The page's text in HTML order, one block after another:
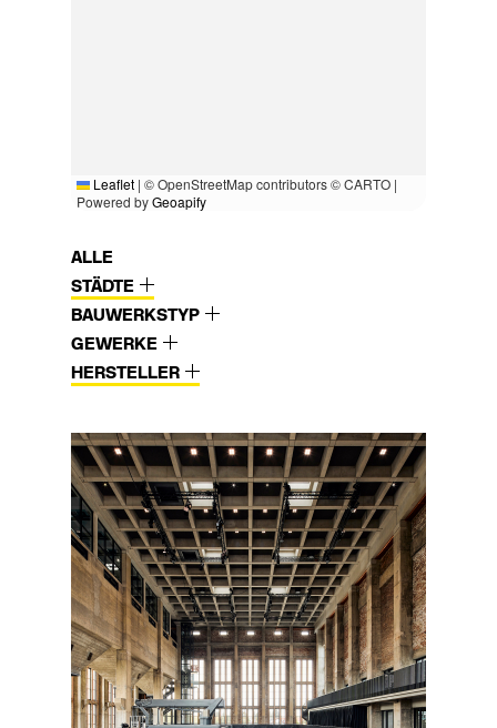
Leaflet | © OpenStreetMap contributors © CARTO |
Powered byGeoapify
ALLE
STÄDTE
BAUWERKSTYP
GEWERKE
HERSTELLER